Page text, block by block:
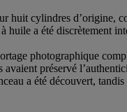
cylindres d’origine,
a été discrètement
photographique
préservé
a été découvert,